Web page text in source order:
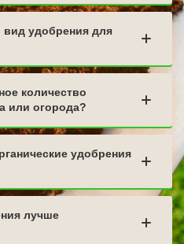
удобрения для
количество
или огорода?
удобрения
лучше